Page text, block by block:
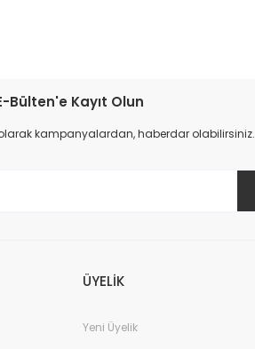
Bülten'e Kayıt Olun
kampanyalardan, haberdar olabilirsiniz.
ÜYELİK
Yeni Üyelik